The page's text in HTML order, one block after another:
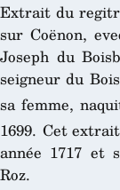
Extrait du
sur Coënon,
Joseph du
seigneur du
sa femme,
1699. Cet
année 1717 et
Roz.